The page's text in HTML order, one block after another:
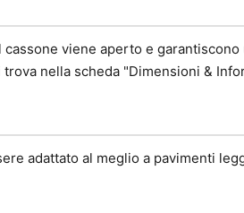
viene aperto e
nella scheda "Dimensioni &
adattato al meglio a pavimenti